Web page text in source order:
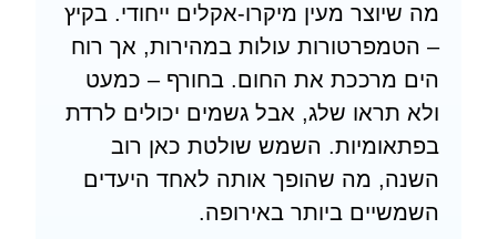
מה שיוצר מעין מיקרו-אקלים ייחודי. בקיץ
– הטמפרטורות עולות במהירות, אך רוח
הים מרככת את החום. בחורף – כמעט
ולא תראו שלג, אבל גשמים יכולים לרדת
בפתאומיות. השמש שולטת כאן רוב
השנה, מה שהופך אותה לאחד היעדים
השמשיים ביותר באירופה.